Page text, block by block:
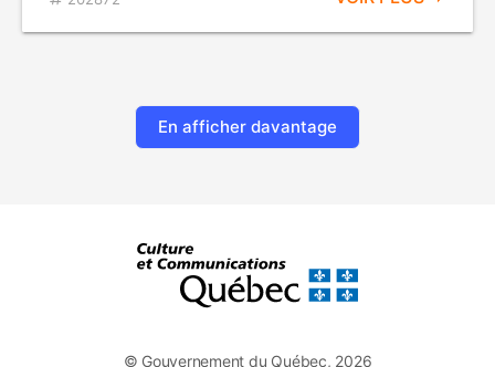
En afficher davantage
© Gouvernement du Québec, 2026